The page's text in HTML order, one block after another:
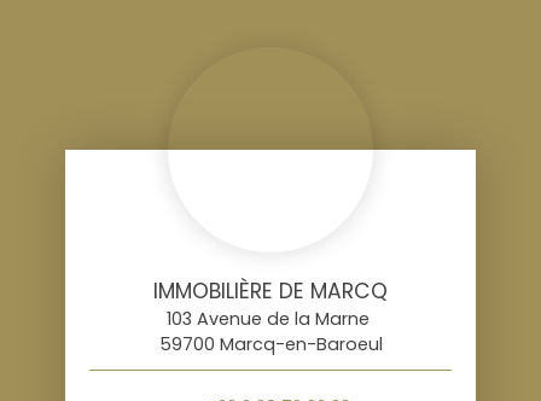
IMMOBILIÈRE DE MARCQ
103 Avenue de la Marne
59700 Marcq-en-Baroeul